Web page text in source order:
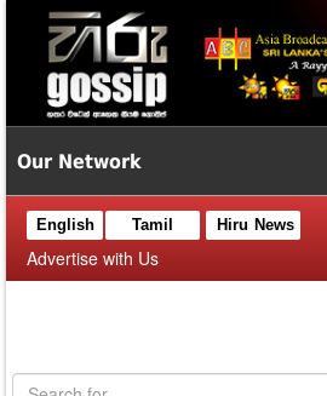
Our Network
English Tamil Hiru News
Advertise with Us